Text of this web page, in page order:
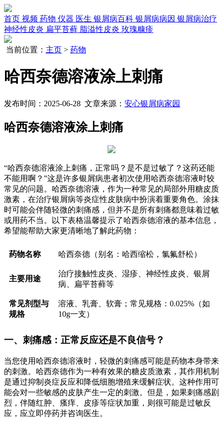
首页 视频 药物 仪器 医生 银屑病百科 银屑病病因 银屑病治疗
神经性皮炎 扁平苔藓 脂溢性皮炎 玫瑰糠疹
当前位置： 主页 > 药物
哈西奈德溶液涂上刺痛
发布时间：2025-06-28 文章来源： 安心银屑病家园
哈西奈德溶液涂上刺痛
“哈西奈德溶液涂上刺痛，正常吗？是不是过敏了？这药还能
不能用啊？”这是许多银屑病患者初次使用哈西奈德溶液时较
常见的问题。哈西奈德溶液，作为一种常见的局部外用糖皮质
激素，在治疗银屑病等炎症性皮肤病中扮演着重要角色。涂抹
时可能会伴随轻微的刺痛感，但并不是所有刺痛都意味着过敏
或用药不当。以下表格温馨提示了哈西奈德溶液的基本信息，
希望能帮助大家更清晰地了解此药物：
药物名称 哈西奈德（别名：哈西缩松，氯氟舒松）
主要用途
治疗接触性皮炎、湿疹、神经性皮炎、银屑
病、扁平苔藓等
常见剂型与
规格
溶液、乳膏、软膏；常见规格：0.025%（如
10g一支）
一、刺痛感：正常反应还是不良信号？
当您使用哈西奈德溶液时，轻微的刺痛感可能是药物本身带来
的刺激。哈西奈德作为一种有效果的糖皮质激素，其作用机制
是通过抑制炎症反应和降低细胞增殖来缓解症状。这种作用可
能会对一些敏感的皮肤产生一定的刺激。但是，如果刺痛感剧
烈，伴随红肿、瘙痒、皮疹等症状加重，则很可能是过敏反
应，应立即停药并咨询医生。